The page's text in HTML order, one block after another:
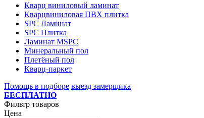
Кварц виниловый ламинат
Кварцвиниловая ПВХ плитка
SPC Ламинат
SPC Плитка
Ламинат MSPC
Минеральный пол
Плетёный пол
Кварц-паркет
Помощь в подборе выезд замерщика
БЕСПЛАТНО
Фильтр товаров
Цена